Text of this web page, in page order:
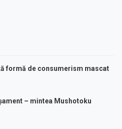
formă de consumerism mascat
– mintea Mushotoku